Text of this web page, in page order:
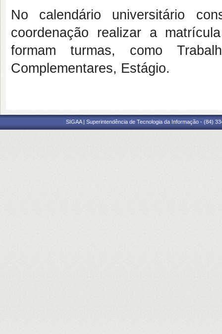
No calendário universitário
coordenação realizar a
formam turmas, como
Complementares, Estágio.
SIGAA | Superintendência de Tecnologia da Informação - (84)